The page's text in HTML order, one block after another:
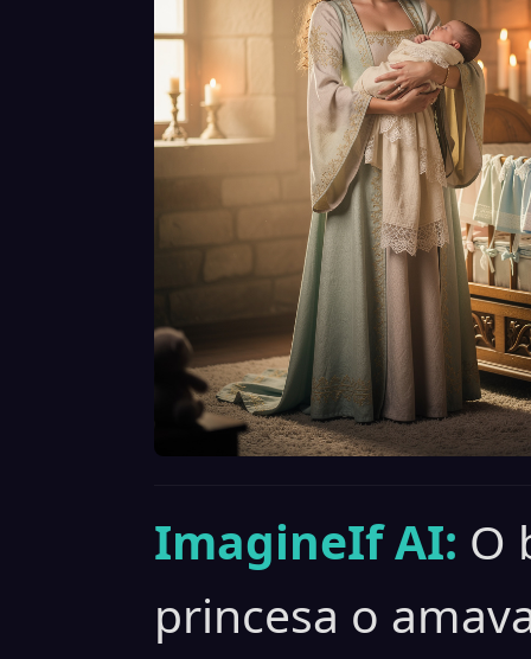
ImagineIf AI: O
princesa o